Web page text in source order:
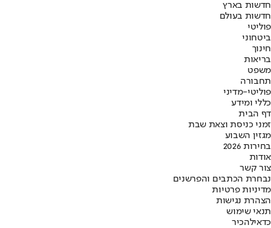
חדשות בארץ
חדשות בעולם
פוליטי
ביטחוני
חינוך
בריאות
משפט
תחבורה
פוליטי-מדיני
כללי ומידע
דף הבית
זמני כניסת וצאת שבת
מגזין השבוע
בחירות 2026
אודות
צור קשר
נבחרת הכתבים והפרשנים
מדיניות פרטיות
הצהרת נגישות
תנאי שימוש
כדאילהכיר